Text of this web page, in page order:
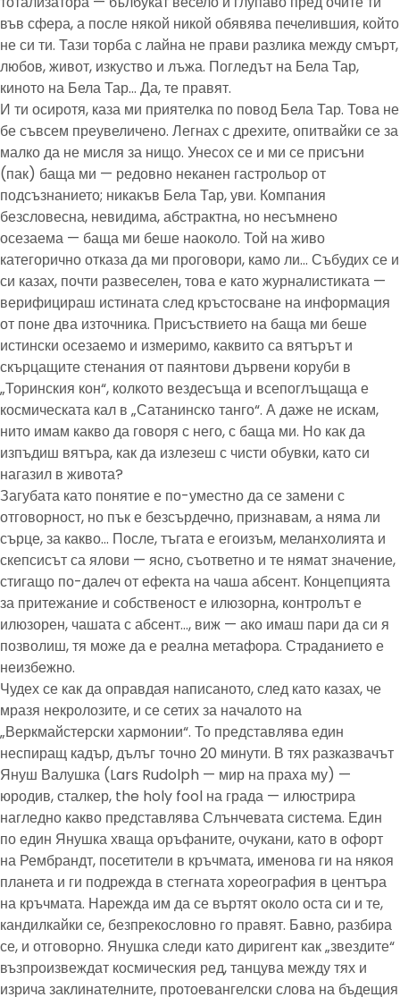
във сфера, а после някой никой обявява печелившия, който
не си ти. Тази торба с лайна не прави разлика между смърт,
любов, живот, изкуство и лъжа. Погледът на Бела Тар,
киното на Бела Тар… Да, те правят.
И ти осиротя, каза ми приятелка по повод Бела Тар. Това не
бе съвсем преувеличено. Легнах с дрехите, опитвайки се за
малко да не мисля за нищо. Унесох се и ми се присъни
(пак) баща ми — редовно неканен гастрольор от
подсъзнанието; никакъв Бела Тар, уви. Компания
безсловесна, невидима, абстрактна, но несъмнено
осезаема — баща ми беше наоколо. Той на живо
категорично отказа да ми проговори, камо ли… Събудих се и
си казах, почти развеселен, това е като журналистиката —
верифицираш истината след кръстосване на информация
от поне два източника. Присъствието на баща ми беше
истински осезаемо и измеримо, каквито са вятърът и
скърцащите стенания от паянтови дървени коруби в
„Торинския кон“, колкото вездесъща и всепоглъщаща е
космическата кал в „Сатанинско танго“. А даже не искам,
нито имам какво да говоря с него, с баща ми. Но как да
изпъдиш вятъра, как да излезеш с чисти обувки, като си
нагазил в живота?
Загубата като понятие е по-уместно да се замени с
отговорност, но пък е безсърдечно, признавам, а няма ли
сърце, за какво… После, тъгата е егоизъм, меланхолията и
скепсисът са ялови — ясно, съответно и те нямат значение,
стигащо по-далеч от ефекта на чаша абсент. Концепцията
за притежание и собственост е илюзорна, контролът е
илюзорен, чашата с абсент…, виж — ако имаш пари да си я
позволиш, тя може да е реална метафора. Страданието е
неизбежно.
Чудех се как да оправдая написаното, след като казах, че
мразя некролозите, и се сетих за началото на
„Веркмайстерски хармонии“. То представлява един
неспиращ кадър, дълъг точно 20 минути. В тях разказвачът
Януш Валушка (Lars Rudolph — мир на праха му) —
юродив, сталкер, the holy fool на града — илюстрира
нагледно какво представлява Слънчевата система. Един
по един Янушка хваща оръфаните, очукани, като в офорт
на Рембрандт, посетители в кръчмата, именова ги на някоя
планета и ги подрежда в стегната хореография в центъра
на кръчмата. Нарежда им да се въртят около оста си и те,
кандилкайки се, безпрекословно го правят. Бавно, разбира
се, и отговорно. Янушка следи като диригент как „звездите“
възпроизвеждат космическия ред, танцува между тях и
изрича заклинателните, протоевангелски слова на бъдещия